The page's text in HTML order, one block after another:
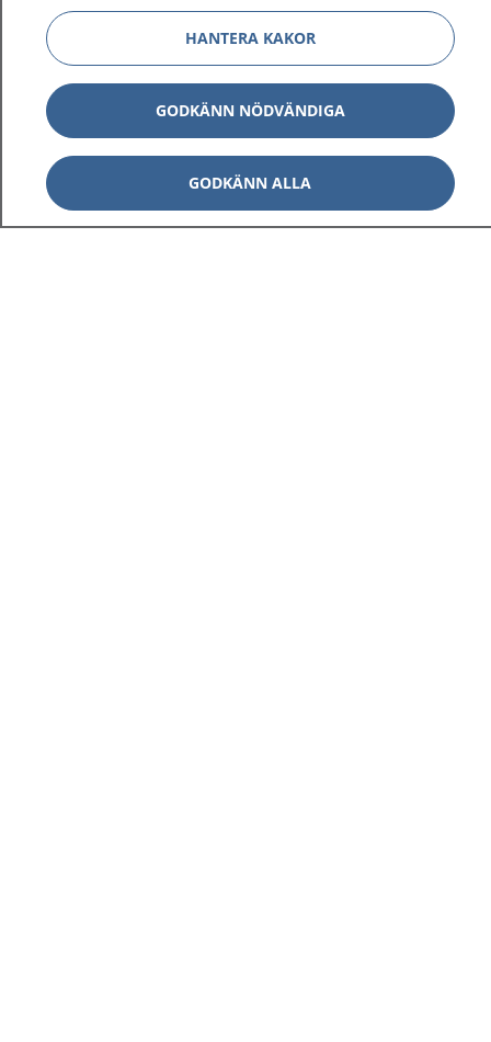
HANTERA KAKOR
GODKÄNN NÖDVÄNDIGA
GODKÄNN ALLA